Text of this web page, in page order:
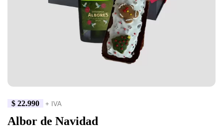
$ 22.990 + IVA
Albor de Navidad